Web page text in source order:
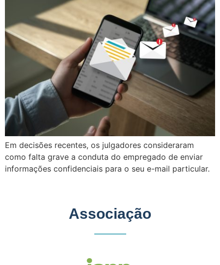
Em decisões recentes, os julgadores consideraram
como falta grave a conduta do empregado de enviar
informações confidenciais para o seu e-mail particular.
Associação